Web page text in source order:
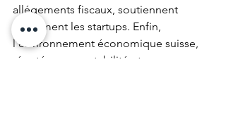
allégements fiscaux, soutiennent
activement les startups. Enfin,
l’environnement économique suisse,
réputé pour sa stabilité et ses